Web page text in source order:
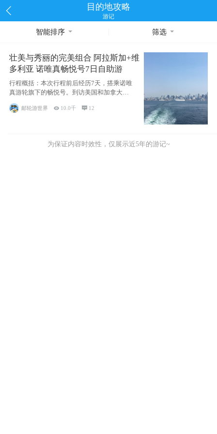
目的地攻略
游记
智能排序 筛选
壮美与秀丽的完美组合 阿拉斯加+维
多利亚 诺唯真畅悦号7日自助游
行程概括：本次行程前后经历7天，搭乘诺唯
真游轮旗下的畅悦号。到访美国和加拿大的4
个州/省：美国华盛顿州
邮轮游世界  10.0千  12
为保证内容时效性，仅展示近5年的游记~